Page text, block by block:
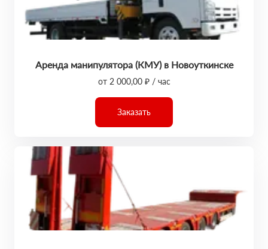
Аренда манипулятора (КМУ) в Новоуткинске
от 2 000,00 ₽ / час
Заказать